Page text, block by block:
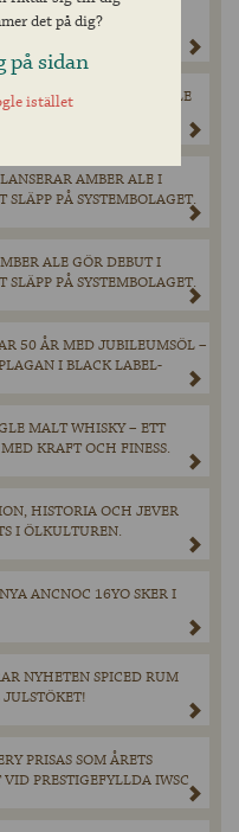
GULDVINNANDE
1 MARS.
SULLIVAN’S BLACK MARBLE
I FEBRUARI
AMBER ALE I
PÅ SYSTEMBOLAGET.
ALE GÖR DEBUT I
PÅ SYSTEMBOLAGET.
50 ÅR MED JUBILEUMSÖL –
I BLACK LABEL-
MALT WHISKY – ETT
KRAFT OCH FINESS.
HISTORIA OCH JEVER
I ÖLKULTUREN.
ANCNOC 16YO SKER I
NYHETEN SPICED RUM
PRISAS SOM ÅRETS
PRESTIGEFYLLDA IWSC
det på dig?
på sidan
istället